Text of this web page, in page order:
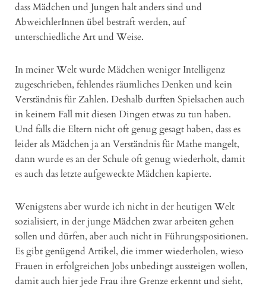
dass Mädchen und Jungen halt anders sind und
AbweichlerInnen übel bestraft werden, auf
unterschiedliche Art und Weise.
In meiner Welt wurde Mädchen weniger Intelligenz
zugeschrieben, fehlendes räumliches Denken und kein
Verständnis für Zahlen. Deshalb durften Spielsachen auch
in keinem Fall mit diesen Dingen etwas zu tun haben.
Und falls die Eltern nicht oft genug gesagt haben, dass es
leider als Mädchen ja an Verständnis für Mathe mangelt,
dann wurde es an der Schule oft genug wiederholt, damit
es auch das letzte aufgeweckte Mädchen kapierte.
Wenigstens aber wurde ich nicht in der heutigen Welt
sozialisiert, in der junge Mädchen zwar arbeiten gehen
sollen und dürfen, aber auch nicht in Führungspositionen.
Es gibt genügend Artikel, die immer wiederholen, wieso
Frauen in erfolgreichen Jobs unbedingt aussteigen wollen,
damit auch hier jede Frau ihre Grenze erkennt und sieht,